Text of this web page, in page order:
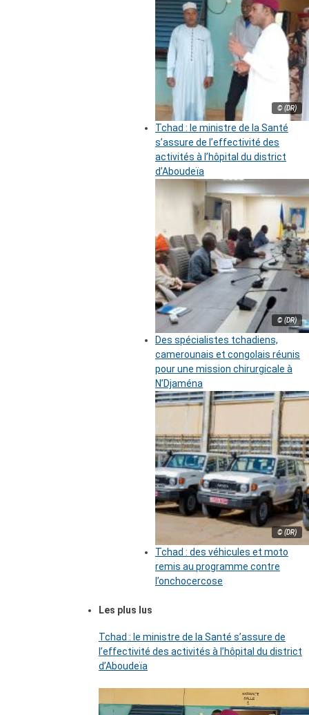
© (DR)
Tchad : le ministre de la Santé
s’assure de l’effectivité des
activités à l’hôpital du district
d’Aboudeïa
© (DR)
Des spécialistes tchadiens,
camerounais et congolais réunis
pour une mission chirurgicale à
N’Djaména
© (DR)
Tchad : des véhicules et moto
remis au programme contre
l’onchocercose
Les plus lus
Tchad : le ministre de la Santé s’assure de
l’effectivité des activités à l’hôpital du district
d’Aboudeïa